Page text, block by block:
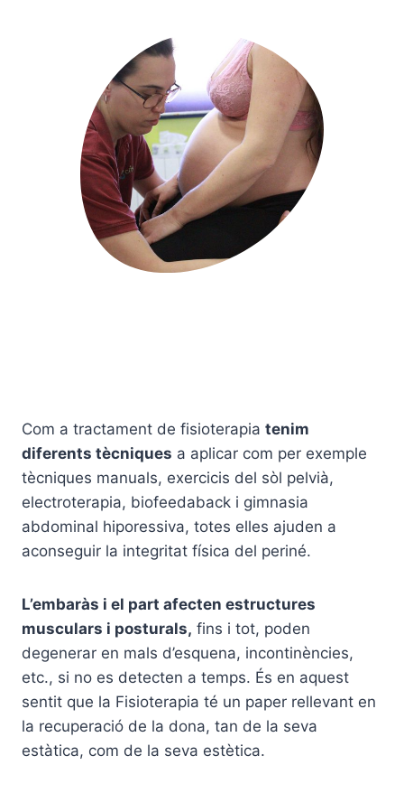
Com a tractament de fisioterаpia tenim
diferents tècniques a aplicar com per exemple
tècniques manuals, exercicis del sòl pelvià,
electroterаpia, biofeedaback i gimnаsia
abdominal hiporessiva, totes elles ajuden a
aconseguir la integritat física del periné.
L’embaràs i el part afecten estructures
musculars i posturals, fins i tot, poden
degenerar en mals d’esquena, incontinències,
etc., si no es detecten a temps. És en aquest
sentit que la Fisioterаpia té un paper rellevant en
la recuperació de la dona, tan de la seva
estàtica, com de la seva estètica.